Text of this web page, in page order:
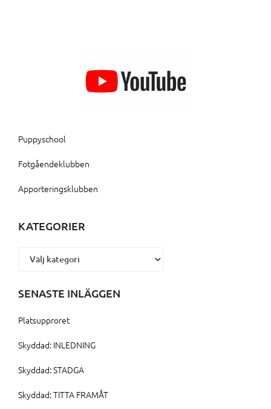
Puppyschool
Fotgåendeklubben
Apporteringsklubben
KATEGORIER
Kategorier
SENASTE INLÄGGEN
Platsupproret
Skyddad: INLEDNING
Skyddad: STADGA
Skyddad: TITTA FRAMÅT